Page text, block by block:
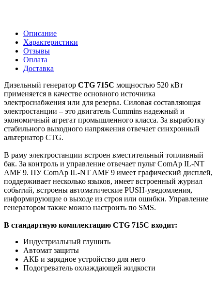
Описание
Характеристики
Отзывы
Оплата
Доставка
Дизельный генератор CTG 715C мощностью 520 кВт
применяется в качестве основного источника
электроснабжения или для резерва. Силовая составляющая
электростанции – это двигатель Cummins надежный и
экономичный агрегат промышленного класса. За выработку
стабильного выходного напряжения отвечает синхронный
альтернатор CTG.
В раму электростанции встроен вместительный топливный
бак. За контроль и управление отвечает пульт ComAp IL-NT
AMF 9. ПУ ComAp IL-NT AMF 9 имеет графический дисплей,
поддерживает несколько языков, имеет встроенный журнал
событий, встроены автоматические PUSH-уведомления,
информирующие о выходе из строя или ошибки. Управление
генератором также можно настроить по SMS.
В стандартную комплектацию CTG 715C входит:
Индустриальный глушить
Автомат защиты
АКБ и зарядное устройство для него
Подогреватель охлаждающей жидкости